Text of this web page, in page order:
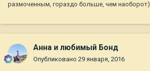
размоченным, гораздо больше, чем наоборот)
Анна и любимый Бонд
Опубликовано 29 января, 2016